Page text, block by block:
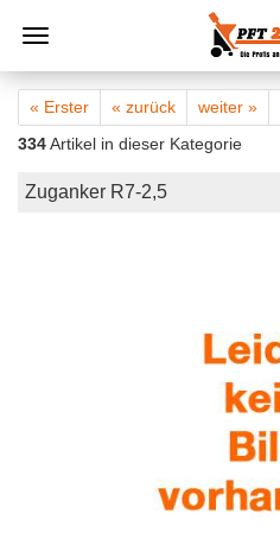
« Erster « zurück weiter »
334Artikel in dieser Kategorie
Zuganker R7-2,5